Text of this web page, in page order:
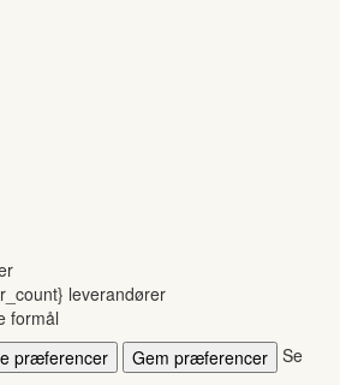
leverandører
formål
præferencer Gem præferencer Se